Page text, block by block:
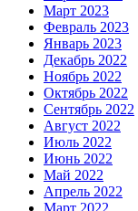
Март 2023
Февраль 2023
Январь 2023
Декабрь 2022
Ноябрь 2022
Октябрь 2022
Сентябрь 2022
Август 2022
Июль 2022
Июнь 2022
Май 2022
Апрель 2022